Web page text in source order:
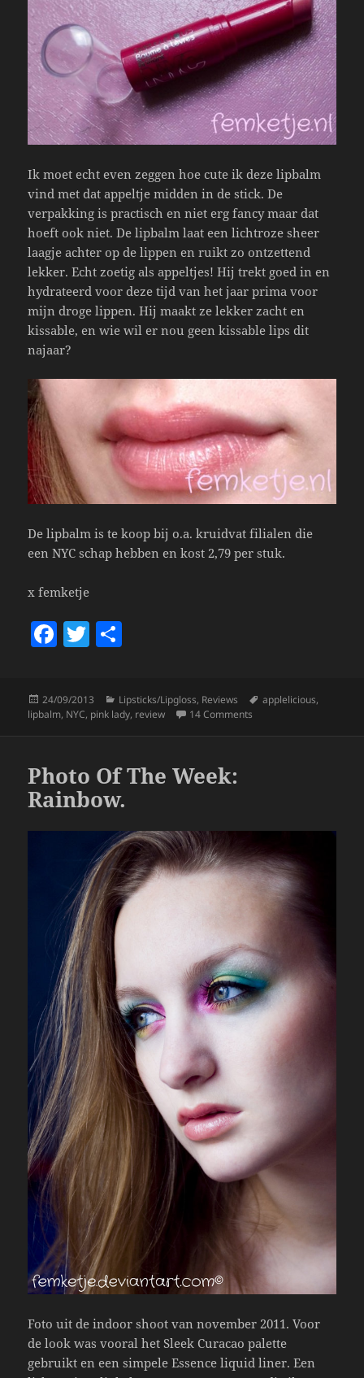
Ik moet echt even zeggen hoe cute ik deze lipbalm
vind met dat appeltje midden in de stick. De
verpakking is practisch en niet erg fancy maar dat
hoeft ook niet. De lipbalm laat een lichtroze sheer
laagje achter op de lippen en ruikt zo ontzettend
lekker. Echt zoetig als appeltjes! Hij trekt goed in en
hydrateerd voor deze tijd van het jaar prima voor
mijn droge lippen. Hij maakt ze lekker zacht en
kissable, en wie wil er nou geen kissable lips dit
najaar?
De lipbalm is te koop bij o.a. kruidvat filialen die
een NYC schap hebben en kost 2,79 per stuk.
x femketje
F
e
o
o
k
T
erre
Posted
on
24/09/2013 Categories
Lipsticks/Lipgloss, Reviews Tags
applelicious,
lipbalm, NYC, pink lady, review 14 Comments
Photo Of The Week:
Rainbow.
Foto uit de indoor shoot van november 2011. Voor
de look was vooral het Sleek Curacao palette
gebruikt en een simpele Essence liquid liner. Een